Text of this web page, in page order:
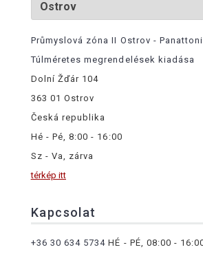
Průmyslová zóna II Ostrov -
Túlméretes megrendelések kiadása
Dolní Žďár 104
363 01 Ostrov
Česká republika
Hé - Pé, 8:00 - 16:00
Sz - Va, zárva
térkép itt
Kapcsolat
+36 30 634 5734 HÉ - PÉ, 08:00 -